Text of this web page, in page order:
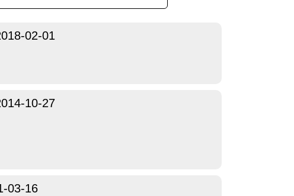
02-01
10-27
03-16